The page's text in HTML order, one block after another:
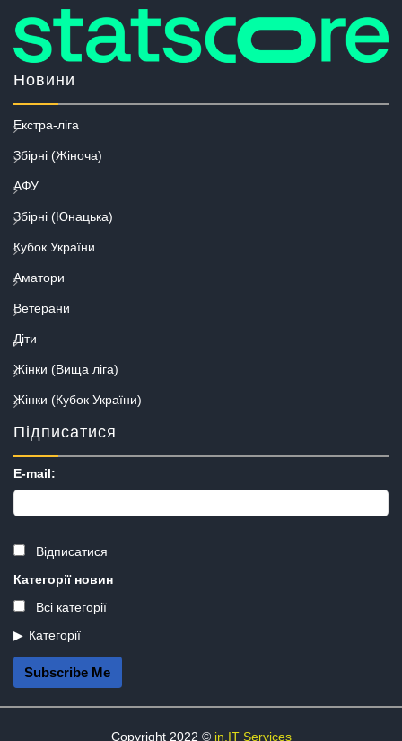
Новини
Екстра-ліга
Збірні (Жіноча)
АФУ
Збірні (Юнацька)
Кубок України
Аматори
Ветерани
Діти
Жінки (Вища ліга)
Жінки (Кубок України)
Підписатися
E-mail:
Відписатися
Категорії новин
Всі категорії
Категорії
Subscribe Me
Copyright 2022 © in.IT Services